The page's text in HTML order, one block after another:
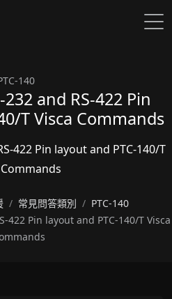
140
232 and RS-422 Pin
T Visca Commands
422 Pin layout and PTC-140/T
常見問答類別
PTC-140
422 Pin layout and PTC-140/T Visca